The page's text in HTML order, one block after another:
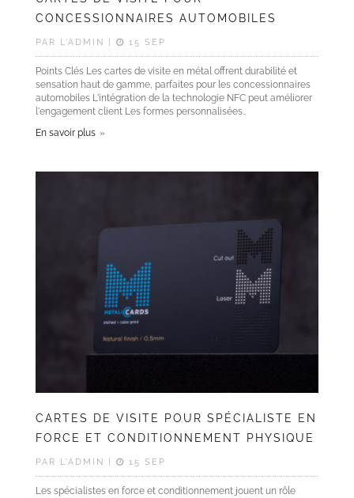
CONCESSIONNAIRES AUTOMOBILES
PAR L'ADMIN | 15 SEP
Points Clés Les cartes de visite en métal offrent durabilité et
sensation haut de gamme, parfaites pour les concessionnaires
automobiles L'intégration de la technologie NFC peut améliorer
l'engagement client Les formes personnalisées..
En savoir plus
CARTES DE VISITE POUR SPÉCIALISTE EN
FORCE ET CONDITIONNEMENT PHYSIQUE
PAR L'ADMIN | 15 SEP
Les spécialistes en force et conditionnement jouent un rôle